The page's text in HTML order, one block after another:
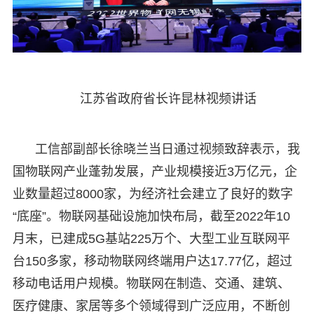
江苏省政府省长许昆林视频讲话
工信部副部长徐晓兰当日通过视频致辞表示，我
国物联网产业蓬勃发展，产业规模接近3万亿元，企
业数量超过8000家，为经济社会建立了良好的数字
“底座”。物联网基础设施加快布局，截至2022年10
月末，已建成5G基站225万个、大型工业互联网平
台150多家，移动物联网终端用户达17.77亿，超过
移动电话用户规模。物联网在制造、交通、建筑、
医疗健康、家居等多个领域得到广泛应用，不断创